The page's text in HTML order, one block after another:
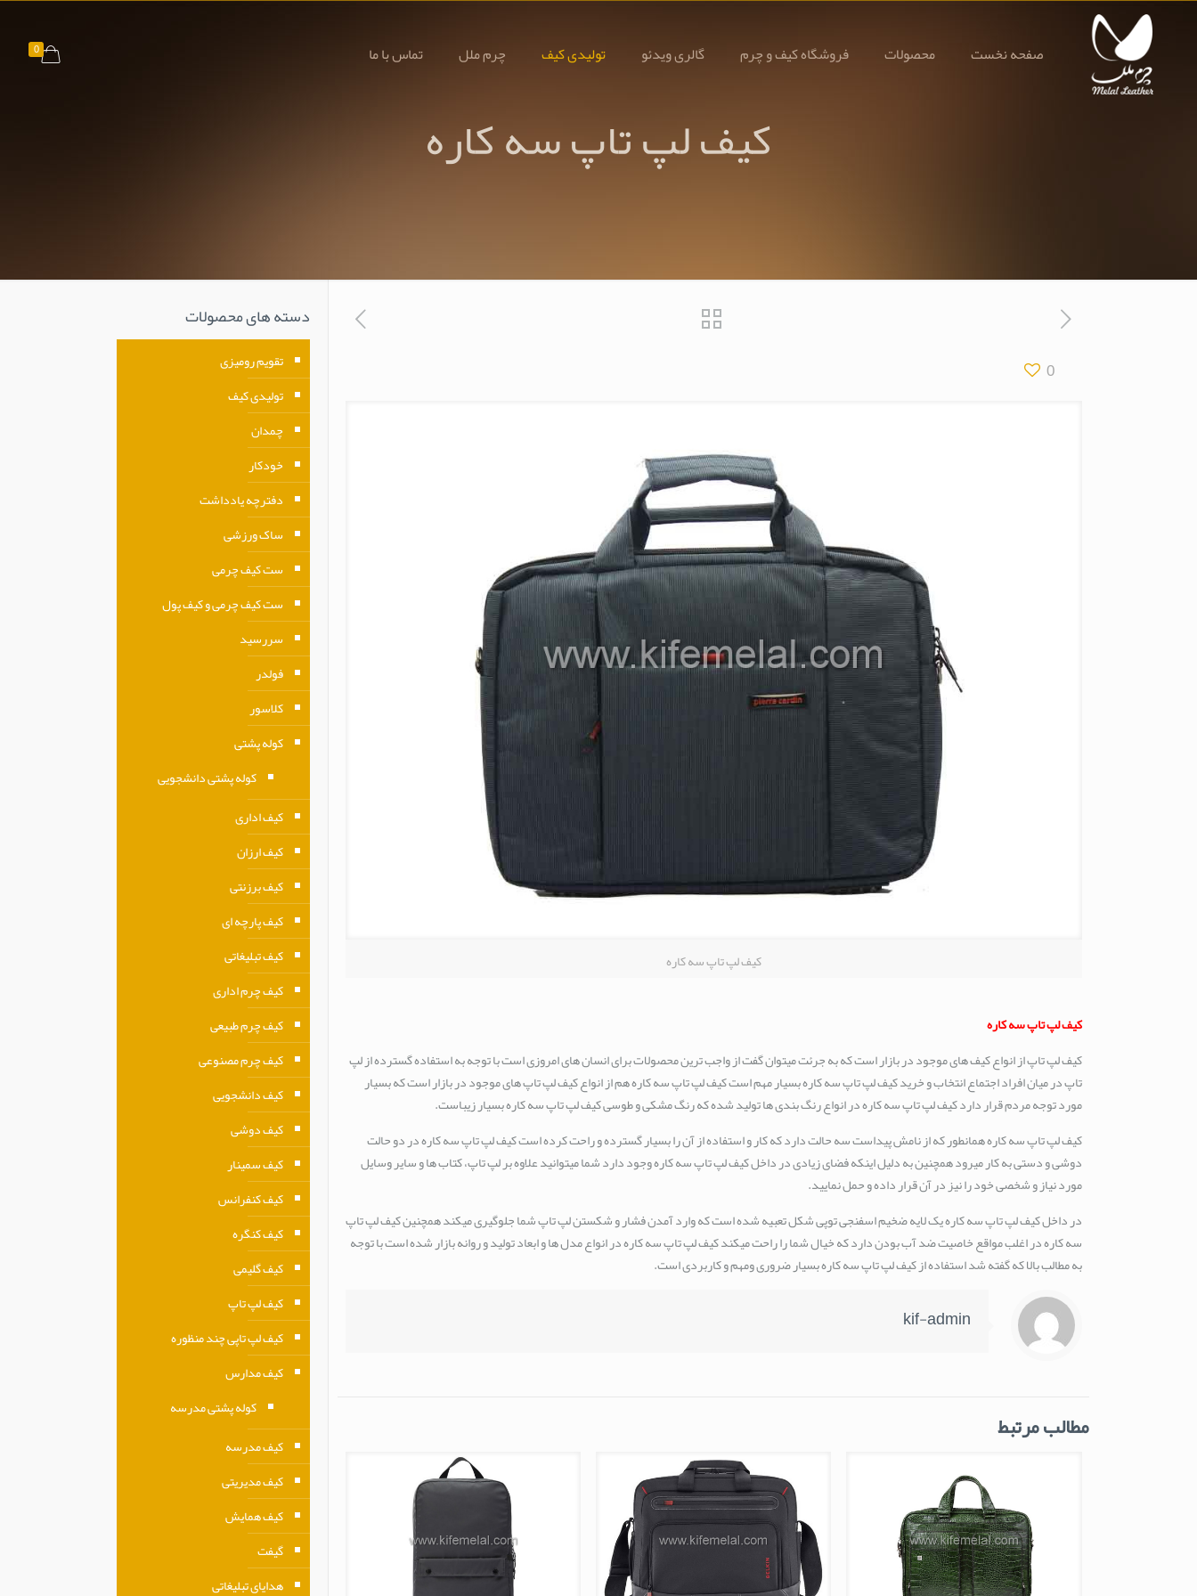
صفحه نخست محصولات فروشگاه کیف و چرم گالری ویدئو تولیدی کیف چرم ملل تماس با ما 0
کیف لپ تاپ سه کاره
0
کیف لپ تاپ سه کاره
کیف لپ تاپ سه کاره
کیف لپ تاپ از انواع کیف های موجود در بازار است که به جرئت میتوان گفت از واجب ترین محصولات برای انسان های امروزی است با توجه به استفاده گسترده از لپ
تاپ در میان افراد اجتماع انتخاب و خرید کیف لپ تاپ سه کاره بسیار مهم است کیف لپ تاپ سه کاره هم از انواع کیف لپ تاپ های موجود در بازار است که بسیار
مورد توجه مردم قرار دارد کیف لپ تاپ سه کاره در انواع رنگ بندی ها تولید شده که رنگ مشکی و طوسی کیف لپ تاپ سه کاره بسیار زیباست.
کیف لپ تاپ سه کاره همانطور که از نامش پیداست سه حالت دارد که کار و استفاده از آن را بسیار گسترده و راحت کرده است کیف لپ تاپ سه کاره در دو حالت
دوشی و دستی به کار میرود همچنین به دلیل اینکه فضای زیادی در داخل کیف لپ تاپ سه کاره وجود دارد شما میتوانید علاوه بر لپ تاپ، کتاب ها و سایر وسایل
مورد نیاز و شخصی خود را نیز در آن قرار داده و حمل نمایید.
در داخل کیف لپ تاپ سه کاره یک لایه ضخیم اسفنجی توپی شکل تعبیه شده است که وارد آمدن فشار و شکستن لپ تاپ شما جلوگیری میکند همچنین کیف لپ تاپ
سه کاره در اغلب مواقع خاصیت ضد آب بودن دارد که خیال شما را راحت میکند کیف لپ تاپ سه کاره در انواع مدل ها و ابعاد تولید و روانه بازار شده است با توجه
به مطالب بالا که گفته شد استفاده از کیف لپ تاپ سه کاره بسیار ضروری ومهم و کاربردی است.
kif-admin
مطالب مرتبط
دسته های محصولات
تقویم رومیزی
تولیدی کیف
چمدان
خودکار
دفترچه یادداشت
ساک ورزشی
ست کیف چرمی
ست کیف چرمی و کیف پول
سررسید
فولدر
کلاسور
کوله پشتی
کوله پشتی دانشجویی
کیف اداری
کیف ارزان
کیف برزنتی
کیف پارچه ای
کیف تبلیغاتی
کیف چرم اداری
کیف چرم طبیعی
کیف چرم مصنوعی
کیف دانشجویی
کیف دوشی
کیف سمینار
کیف کنفرانس
کیف کنگره
کیف گلیمی
کیف لپ تاپ
کیف لپ تاپی چند منظوره
کیف مدارس
کوله پشتی مدرسه
کیف مدرسه
کیف مدیریتی
کیف همایش
گیفت
هدایای تبلیغاتی